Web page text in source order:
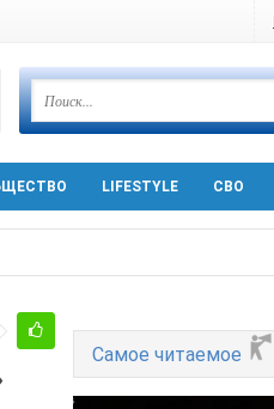
LIFESTYLE СВО
машин
Самое читаемое